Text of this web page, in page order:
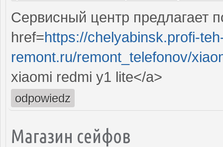
Сервисный центр предлагает
href=https://chelyabinsk.profi-
remont.ru/remont_telefonov/
xiaomi redmi y1 lite</a>
odpowiedz
Магазин сейфов